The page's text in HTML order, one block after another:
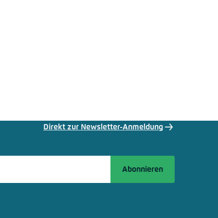
Abonnieren
Direkt zur Newsletter-Anmeldung